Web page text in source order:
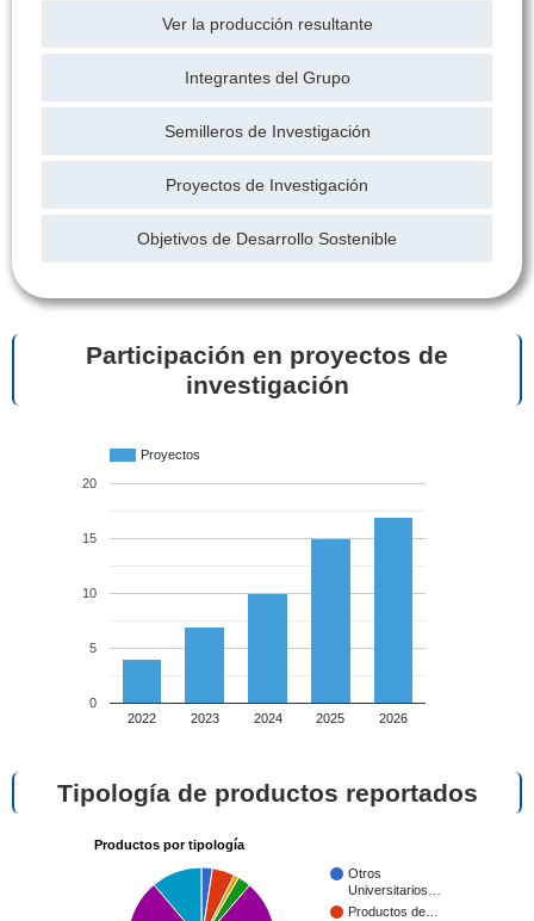
Ver la producción resultante
Integrantes del Grupo
Semilleros de Investigación
Proyectos de Investigación
Objetivos de Desarrollo Sostenible
Participación en proyectos de
investigación
Proyectos
2022 2023 2024 2025 2026
0
5
10
15
20
Tipología de productos reportados
Productos por tipología
Otros
Universitarios…
Productos de…